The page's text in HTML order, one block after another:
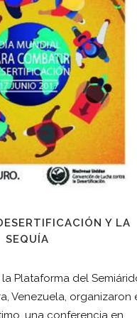
Y LA
SEQUÍA
Plataforma del
Venezuela, organizaron
una conferencia en